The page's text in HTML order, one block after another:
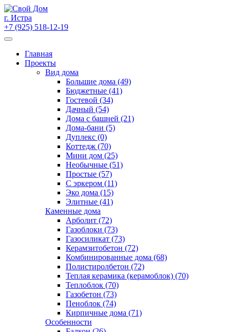
Skip
to
content
г. Истра
+7 (925) 518-12-19
Главная
Проекты
Вид дома
Большие дома (49)
Бюджетные (41)
Гостевой (34)
Дачный (54)
Дома с башней (21)
Дома-бани (5)
Дуплекс (0)
Коттедж (70)
Мини дом (25)
Необычные (51)
Простые (57)
С эркером (11)
Эко дома (15)
Элитные (41)
Каменные дома
Арболит (72)
Газоблоки (73)
Газосиликат (73)
Керамзитобетон (72)
Комбинированные дома (68)
Полистиролбетон (72)
Теплая керамика (керамоблок) (70)
Теплоблок (70)
Газобетон (73)
Пеноблок (74)
Кирпичные дома (71)
Особенности